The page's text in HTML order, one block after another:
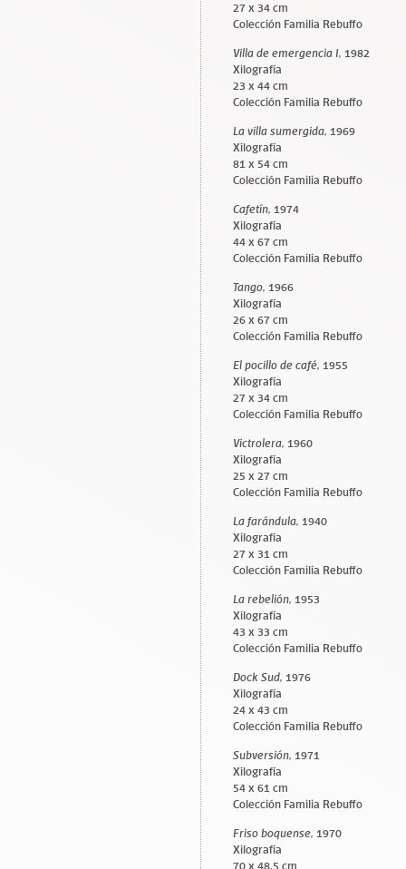
27 x 34 cm
Colección Familia Rebuffo
Villa de emergencia I, 1982
Xilografía
23 x 44 cm
Colección Familia Rebuffo
La villa sumergida, 1969
Xilografía
81 x 54 cm
Colección Familia Rebuffo
Cafetín, 1974
Xilografía
44 x 67 cm
Colección Familia Rebuffo
Tango, 1966
Xilografía
26 x 67 cm
Colección Familia Rebuffo
El pocillo de café, 1955
Xilografía
27 x 34 cm
Colección Familia Rebuffo
Victrolera, 1960
Xilografía
25 x 27 cm
Colección Familia Rebuffo
La farándula, 1940
Xilografía
27 x 31 cm
Colección Familia Rebuffo
La rebelión, 1953
Xilografía
43 x 33 cm
Colección Familia Rebuffo
Dock Sud, 1976
Xilografía
24 x 43 cm
Colección Familia Rebuffo
Subversión, 1971
Xilografía
54 x 61 cm
Colección Familia Rebuffo
Friso boquense, 1970
Xilografía
70 x 48,5 cm